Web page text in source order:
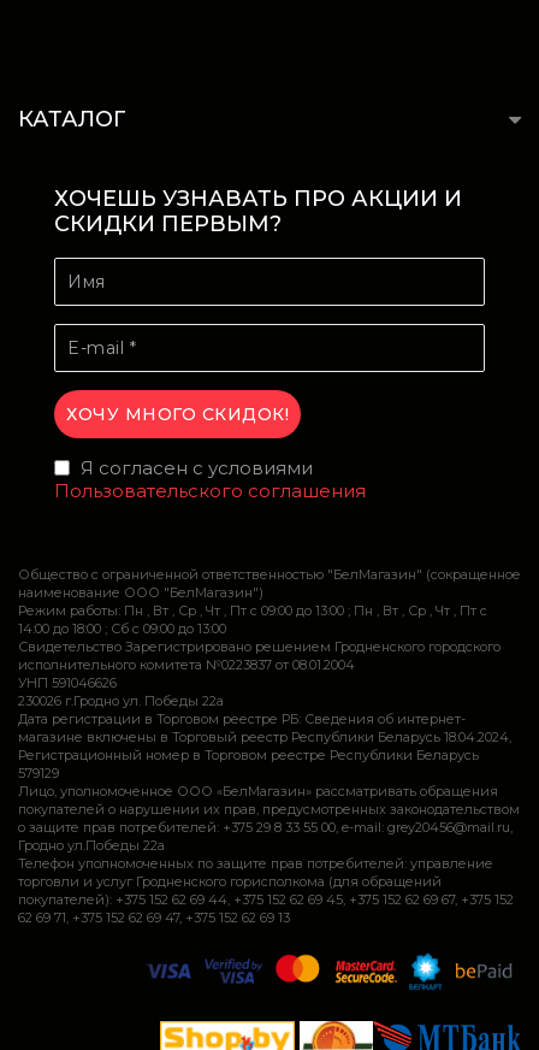
КАТАЛОГ
ХОЧЕШЬ УЗНАВАТЬ ПРО АКЦИИ И
СКИДКИ ПЕРВЫМ?
Я согласен с условиями
Пользовательского соглашения
Общество с ограниченной ответственностью "БелМагазин" (сокращенное
наименование ООО "БелМагазин")
Режим работы: Пн , Вт , Ср , Чт , Пт c 09:00 до 13:00 ; Пн , Вт , Ср , Чт , Пт c
14:00 до 18:00 ; Сб c 09:00 до 13:00
Свидетельство Зарегистрировано решением Гродненского городского
исполнительного комитета №0223837 от 08.01.2004
УНП 591046626
230026 г.Гродно ул. Победы 22а
Дата регистрации в Торговом реестре РБ: Сведения об интернет-
магазине включены в Торговый реестр Республики Беларусь 18.04.2024,
Регистрационный номер в Торговом реестре Республики Беларусь
579129
Лицо, уполномоченное ООО «БелМагазин» рассматривать обращения
покупателей о нарушении их прав, предусмотренных законодательством
о защите прав потребителей: +375 29 8 33 55 00, e-mail: grey20456@mail.ru,
Гродно ул.Победы 22а
Телефон уполномоченных по защите прав потребителей: управление
торговли и услуг Гродненского горисполкома (для обращений
покупателей): +375 152 62 69 44, +375 152 62 69 45, +375 152 62 69 67, +375 152
62 69 71, +375 152 62 69 47, +375 152 62 69 13